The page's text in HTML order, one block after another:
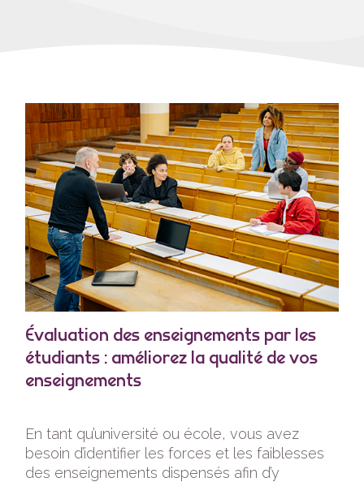
Évaluation des enseignements par les
étudiants : améliorez la qualité de vos
enseignements
En tant qu’université ou école, vous avez
besoin d’identifier les forces et les faiblesses
des enseignements dispensés afin d’y